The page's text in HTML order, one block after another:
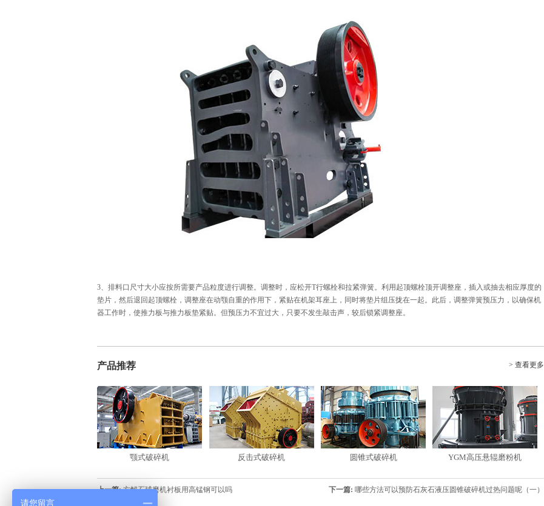
3、排料口尺寸大小应按所需要产品粒度进行调整。调整时，应松开T行螺栓和拉紧弹簧。利用起顶螺栓顶开调整座，插入或抽去相应厚度的
垫片，然后退回起顶螺栓，调整座在动颚自重的作用下，紧贴在机架耳座上，同时将垫片组压拢在一起。此后，调整弹簧预压力，以确保机
器工作时，使推力板与推力板垫紧贴。但预压力不宜过大，只要不发生敲击声，较后锁紧调整座。
产品推荐 > 查看更多
颚式破碎机 反击式破碎机 圆锥式破碎机 YGM高压悬辊磨粉机
上一篇: 方解石球磨机衬板用高锰钢可以吗 下一篇: 哪些方法可以预防石灰石液压圆锥破碎机过热问题呢（一）
请您留言